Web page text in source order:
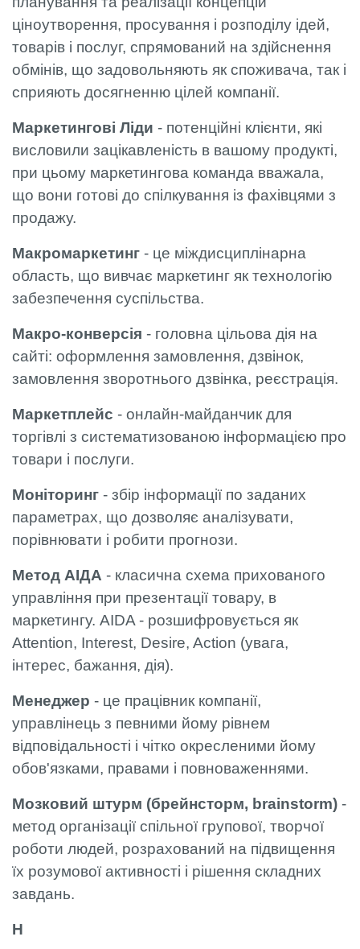
ціноутворення, просування і розподілу ідей,
товарів і послуг, спрямований на здійснення
обмінів, що задовольняють як споживача, так і
сприяють досягненню цілей компанії.
Маркетингові Ліди - потенційні клієнти, які
висловили зацікавленість в вашому продукті,
при цьому маркетингова команда вважала,
що вони готові до спілкування із фахівцями з
продажу.
Макромаркетинг - це міждисциплінарна
область, що вивчає маркетинг як технологію
забезпечення суспільства.
Макро-конверсія - головна цільова дія на
сайті: оформлення замовлення, дзвінок,
замовлення зворотнього дзвінка, реєстрація.
Маркетплейс - онлайн-майданчик для
торгівлі з систематизованою інформацією про
товари і послуги.
Моніторинг - збір інформації по заданих
параметрах, що дозволяє аналізувати,
порівнювати і робити прогнози.
Метод АІДА - класична схема прихованого
управління при презентації товару, в
маркетингу. AIDA - розшифровується як
Attention, Interest, Desire, Action (увага,
інтерес, бажання, дія).
Менеджер - це працівник компанії,
управлінець з певними йому рівнем
відповідальності і чітко окресленими йому
обов'язками, правами і повноваженнями.
Мозковий штурм (брейнсторм, brainstorm) -
метод організації спільної групової, творчої
роботи людей, розрахований на підвищення
їх розумової активності і рішення складних
завдань.
Н